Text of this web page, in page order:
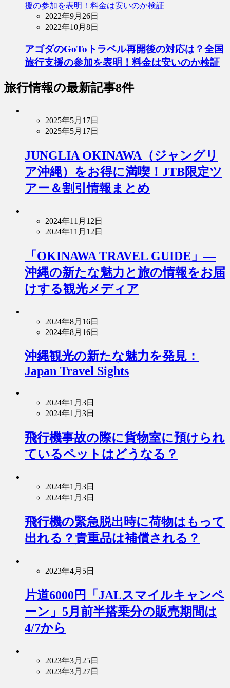
2022年9月26日
2022年10月8日
アゴダのGoToトラベル再開後の対応は？全国
旅行支援の参加を表明！料金は安いのか検証
旅行情報の最新記事8件
2025年5月17日
2025年5月17日
JUNGLIA OKINAWA（ジャングリ
ア沖縄）をお得に満喫！JTB限定ツ
アー＆割引情報まとめ
2024年11月12日
2024年11月12日
「OKINAWA TRAVEL GUIDE」—
沖縄の新たな魅力と旅の情報をお届
けする観光メディア
2024年8月16日
2024年8月16日
沖縄観光の新たな魅力を発見：
Japan Travel Sights
2024年1月3日
2024年1月3日
飛行機事故の際に貨物室に預けられ
ているペットはどうなる？
2024年1月3日
2024年1月3日
飛行機の緊急脱出時に荷物はもって
出れる？貴重品は補償される？
2023年4月5日
片道6000円「JALスマイルキャンペ
ーン」5月前半搭乗分の販売期間は
4/7から
2023年3月25日
2023年3月27日